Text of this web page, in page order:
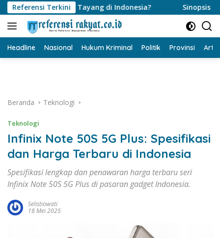
Langsung
ke
konten
Referensi Terkini
Evil Dead Burn Tayang di Indonesia? Sinopsis Film
Headline Nasional Hukum Kriminal Politik Provinsi
Beranda Teknologi
Teknologi
Infinix Note 50S 5G Plus: Spesifikasi
dan Harga Terbaru di Indonesia
Spesifikasi lengkap dan penawaran harga terbaru seri
Infinix Note 50S 5G Plus di pasaran gadget Indonesia.
Selistiowati
18 Mei 2025